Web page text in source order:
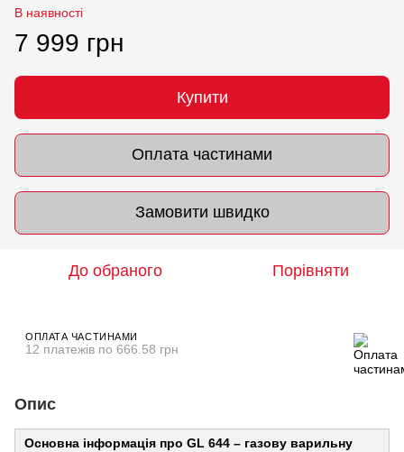
В наявності
7 999 грн
Купити
Оплата частинами
Замовити швидко
До обраного Порівняти
ОПЛАТА ЧАСТИНАМИ
12 платежів по 666.58 грн
Опис
Основна інформація про GL 644 – газову варильну